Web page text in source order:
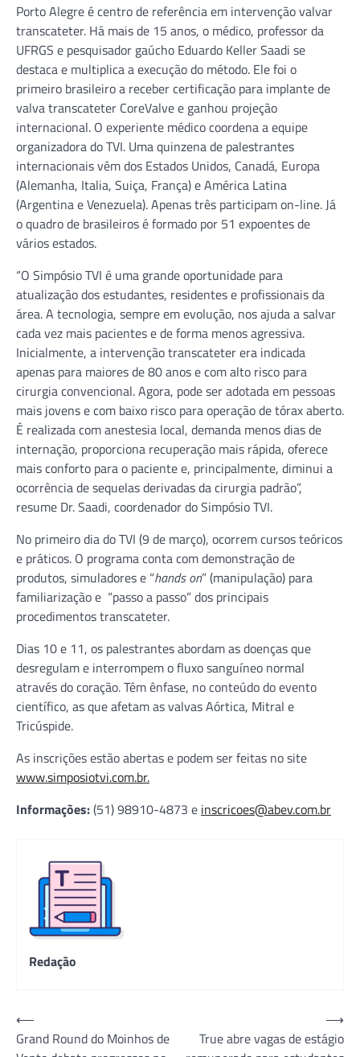
Porto Alegre é centro de referência em intervenção valvar
transcateter. Há mais de 15 anos, o médico, professor da
UFRGS e pesquisador gaúcho Eduardo Keller Saadi se
destaca e multiplica a execução do método. Ele foi o
primeiro brasileiro a receber certificação para implante de
valva transcateter CoreValve e ganhou projeção
internacional. O experiente médico coordena a equipe
organizadora do TVI. Uma quinzena de palestrantes
internacionais vêm dos Estados Unidos, Canadá, Europa
(Alemanha, Italia, Suiça, França) e América Latina
(Argentina e Venezuela). Apenas três participam on-line. Já
o quadro de brasileiros é formado por 51 expoentes de
vários estados.
“O Simpósio TVI é uma grande oportunidade para
atualização dos estudantes, residentes e profissionais da
área. A tecnologia, sempre em evolução, nos ajuda a salvar
cada vez mais pacientes e de forma menos agressiva.
Inicialmente, a intervenção transcateter era indicada
apenas para maiores de 80 anos e com alto risco para
cirurgia convencional. Agora, pode ser adotada em pessoas
mais jovens e com baixo risco para operação de tórax aberto.
É realizada com anestesia local, demanda menos dias de
internação, proporciona recuperação mais rápida, oferece
mais conforto para o paciente e, principalmente, diminui a
ocorrência de sequelas derivadas da cirurgia padrão”,
resume Dr. Saadi, coordenador do Simpósio TVI.
No primeiro dia do TVI (9 de março), ocorrem cursos teóricos
e práticos. O programa conta com demonstração de
produtos, simuladores e “hands on” (manipulação) para
familiarização e “passo a passo” dos principais
procedimentos transcateter.
Dias 10 e 11, os palestrantes abordam as doenças que
desregulam e interrompem o fluxo sanguíneo normal
através do coração. Têm ênfase, no conteúdo do evento
científico, as que afetam as valvas Aórtica, Mitral e
Tricúspide.
As inscrições estão abertas e podem ser feitas no site
www.simposiotvi.com.br.
Informações:(51) 98910-4873 e inscricoes@abev.com.br
Redação
Navegação
de
⟵
Grand Round do Moinhos de
True abre vagas de estágio
⟶